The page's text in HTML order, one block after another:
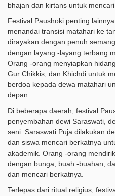
bhajan dan kirtans untuk
Festival Paushoki penting
menandai transisi matahari ke
dirayakan dengan penuh
dengan layang -layang terbang
Orang -orang menyiapkan
Gur Chikkis, dan Khichdi untuk
berdoa kepada dewa matahari
depan.
Di beberapa daerah, festival
penyembahan dewi Saraswati,
seni. Saraswati Puja dilakukan
dan siswa mencari berkatnya
akademik. Orang -orang
dengan bunga, buah -buahan,
dan mencari berkatnya.
Terlepas dari ritual religius,